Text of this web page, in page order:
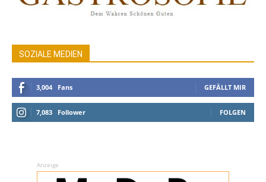
SOZIALE MEDIEN
3,004 Fans GEFÄLLT MIR
7,083 Follower FOLGEN
Anzeige